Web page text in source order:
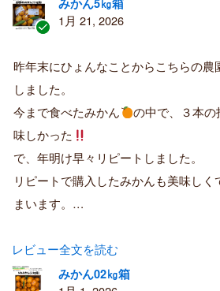
証
済
み
購
者
みかん5㎏箱
1月 21, 2026
昨年末にひょんなことからこちらの農
しました。
今まで食べたみかん
の中で、３本
味しかった
で、年明け早々リピートしました。
リピートで購入したみかんも美味しく
まいます。…
レビュー全文を読む
みかん02㎏箱